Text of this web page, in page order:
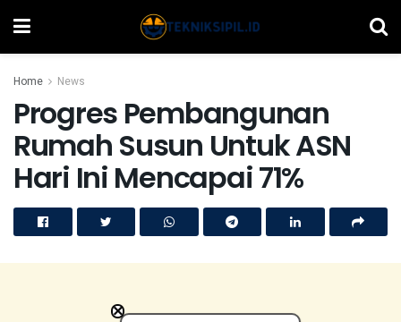
Home News
Progres Pembangunan
Rumah Susun Untuk ASN
Hari Ini Mencapai 71%
×